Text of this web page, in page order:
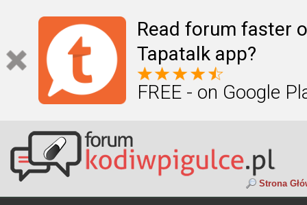
Read forum faster
Tapatalk app?
FREE - on Google
Strona